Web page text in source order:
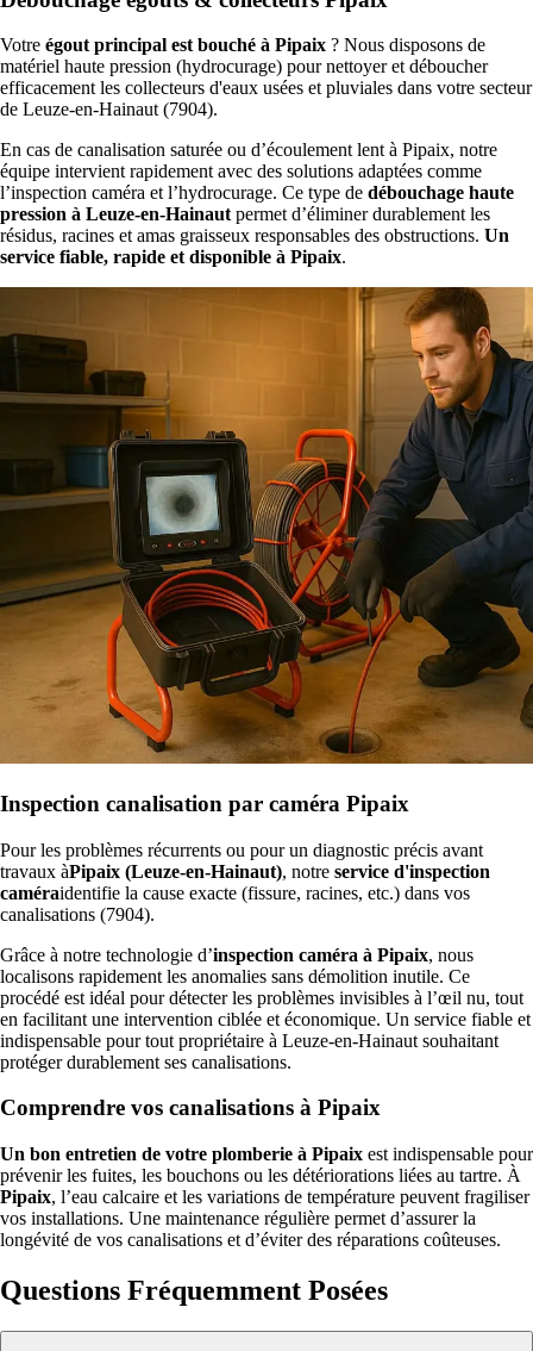
Votre égout principal est bouché à Pipaix ? Nous disposons de
matériel haute pression (hydrocurage) pour nettoyer et déboucher
efficacement les collecteurs d'eaux usées et pluviales dans votre secteur
de Leuze-en-Hainaut (7904).
En cas de canalisation saturée ou d’écoulement lent à Pipaix, notre
équipe intervient rapidement avec des solutions adaptées comme
l’inspection caméra et l’hydrocurage. Ce type de débouchage haute
pression à Leuze-en-Hainaut permet d’éliminer durablement les
résidus, racines et amas graisseux responsables des obstructions. Un
service fiable, rapide et disponible à Pipaix.
Inspection canalisation par caméra Pipaix
Pour les problèmes récurrents ou pour un diagnostic précis avant
travaux àPipaix (Leuze-en-Hainaut), notre service d'inspection
caméraidentifie la cause exacte (fissure, racines, etc.) dans vos
canalisations (7904).
Grâce à notre technologie d’inspection caméra à Pipaix, nous
localisons rapidement les anomalies sans démolition inutile. Ce
procédé est idéal pour détecter les problèmes invisibles à l’œil nu, tout
en facilitant une intervention ciblée et économique. Un service fiable et
indispensable pour tout propriétaire à Leuze-en-Hainaut souhaitant
protéger durablement ses canalisations.
Comprendre vos canalisations à Pipaix
Un bon entretien de votre plomberie à Pipaix est indispensable pour
prévenir les fuites, les bouchons ou les détériorations liées au tartre. À
Pipaix, l’eau calcaire et les variations de température peuvent fragiliser
vos installations. Une maintenance régulière permet d’assurer la
longévité de vos canalisations et d’éviter des réparations coûteuses.
Questions Fréquemment Posées